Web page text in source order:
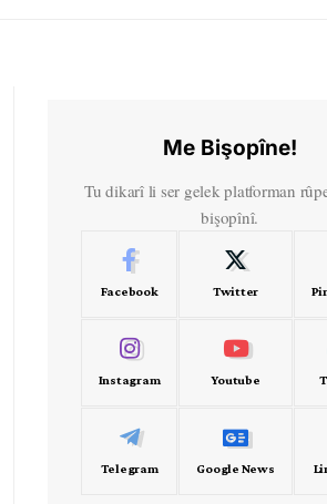
Me Bişopîne!
Tu dikarî li ser gelek platforman
bişopînî.
Facebook Twitter
Instagram Youtube
Telegram Google News